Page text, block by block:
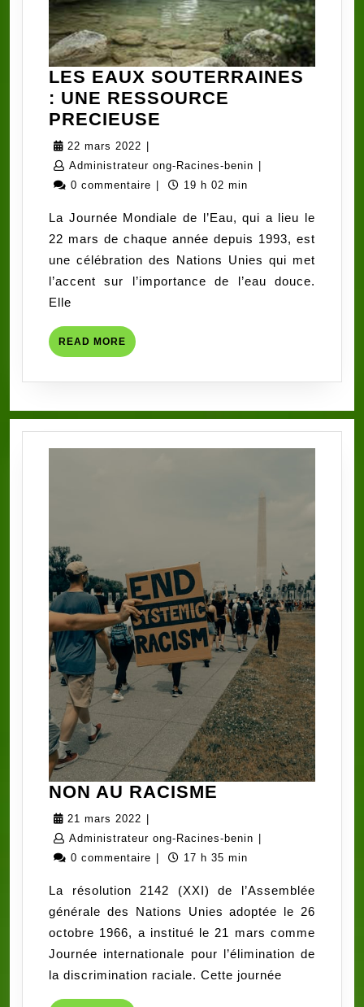
LES EAUX SOUTERRAINES
: UNE RESSOURCE
PRECIEUSE
SOUTERRAINES
RESSOURCE
PRECIEUSE
22 mars 2022 22
mars
2022
Administrateur ong-Racines-benin Administrateur
benin
0 commentaire
19 h 02 min
La Journée Mondiale de l’Eau, qui a lieu le
22 mars de chaque année depuis 1993, est
une célébration des Nations Unies qui met
l’accent sur l’importance de l’eau douce.
Elle
READ MORE READ
MORE
NON AU RACISME
RACISME
21 mars 2022 21
mars
2022
Administrateur ong-Racines-benin Administrateur
benin
0 commentaire
17 h 35 min
La résolution 2142 (XXI) de l’Assemblée
générale des Nations Unies adoptée le 26
octobre 1966, a institué le 21 mars comme
Journée internationale pour l’élimination de
la discrimination raciale. Cette journée